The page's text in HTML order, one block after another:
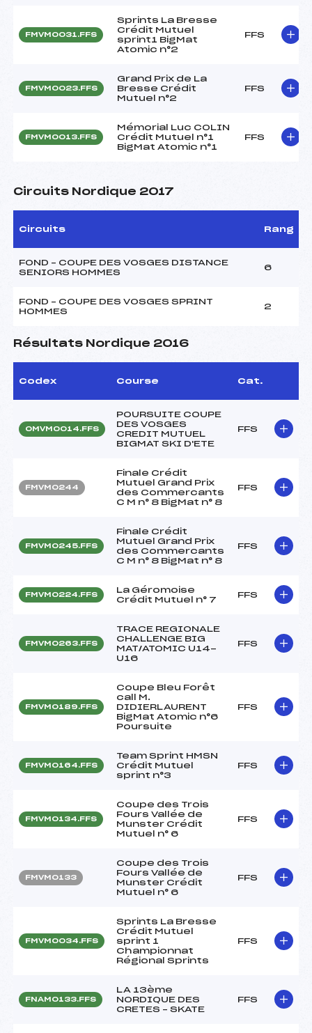
FMVM0031.FFS
Sprints La Bresse
Crédit Mutuel
sprint1 BigMat
Atomic n°2
FFS
FMVM0023.FFS
Grand Prix de La
Bresse Crédit
Mutuel n°2
FFS
FMVM0013.FFS
Mémorial Luc COLIN
Crédit Mutuel n°1
BigMat Atomic n°1
FFS
Circuits Nordique 2017
Circuits Rang
FOND – COUPE DES VOSGES DISTANCE
SENIORS HOMMES
6
FOND – COUPE DES VOSGES SPRINT
HOMMES
2
Résultats Nordique 2016
Codex Course Cat.
OMVM0014.FFS
POURSUITE COUPE
DES VOSGES
CREDIT MUTUEL
BIGMAT SKI D'ETE
FFS
FMVM0244
Finale Crédit
Mutuel Grand Prix
des Commercants
C M n° 8 BigMat n° 8
FFS
FMVM0245.FFS
Finale Crédit
Mutuel Grand Prix
des Commercants
C M n° 8 BigMat n° 8
FFS
FMVM0224.FFS
La Géromoise
Crédit Mutuel n° 7
FFS
FMVM0263.FFS
TRACE REGIONALE
CHALLENGE BIG
MAT/ATOMIC U14-
U16
FFS
FMVM0189.FFS
Coupe Bleu Forêt
call M.
DIDIERLAURENT
BigMat Atomic n°6
Poursuite
FFS
FMVM0164.FFS
Team Sprint HMSN
Crédit Mutuel
sprint n°3
FFS
FMVM0134.FFS
Coupe des Trois
Fours Vallée de
Munster Crédit
Mutuel n° 6
FFS
FMVM0133
Coupe des Trois
Fours Vallée de
Munster Crédit
Mutuel n° 6
FFS
FMVM0034.FFS
Sprints La Bresse
Crédit Mutuel
sprint 1
Championnat
Régional Sprints
FFS
FNAM0133.FFS
LA 13ème
NORDIQUE DES
CRETES – SKATE
FFS